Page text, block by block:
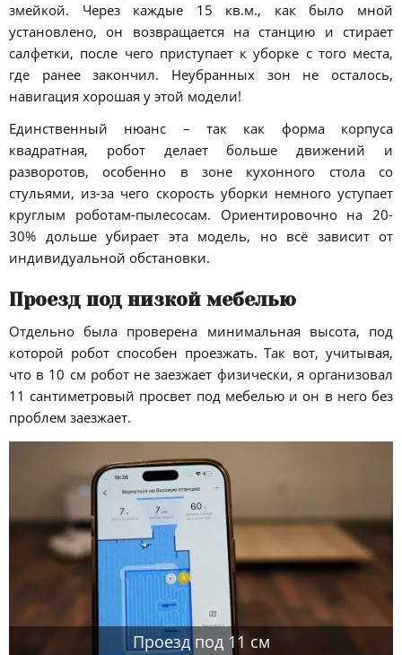
змейкой. Через каждые 15 кв.м., как было мной
установлено, он возвращается на станцию и стирает
салфетки, после чего приступает к уборке с того места,
где ранее закончил. Неубранных зон не осталось,
навигация хорошая у этой модели!
Единственный нюанс – так как форма корпуса
квадратная, робот делает больше движений и
разворотов, особенно в зоне кухонного стола со
стульями, из-за чего скорость уборки немного уступает
круглым роботам-пылесосам. Ориентировочно на 20-
30% дольше убирает эта модель, но всё зависит от
индивидуальной обстановки.
Проезд под низкой мебелью
Отдельно была проверена минимальная высота, под
которой робот способен проезжать. Так вот, учитывая,
что в 10 см робот не заезжает физически, я организовал
11 сантиметровый просвет под мебелью и он в него без
проблем заезжает.
Проезд под 11 см